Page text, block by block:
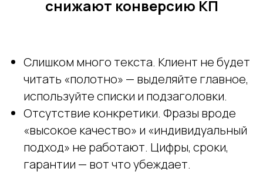
снижают конверсию КП
Слишком много текста. Клиент не будет
читать «полотно» — выделяйте главное,
используйте списки и подзаголовки.
Отсутствие конкретики. Фразы вроде
«высокое качество» и «индивидуальный
подход» не работают. Цифры, сроки,
гарантии — вот что убеждает.